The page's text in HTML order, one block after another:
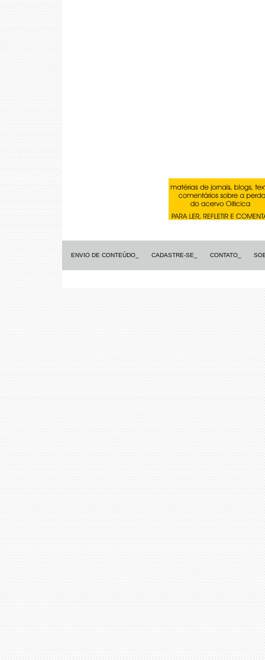
ENVIO DE CONTEÚDO_ CADASTRE-SE_ CONTATO_